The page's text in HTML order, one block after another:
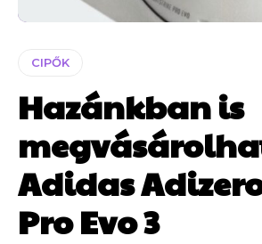
CIPŐK
Hazánkban is
Adidas
Pro Evo 3